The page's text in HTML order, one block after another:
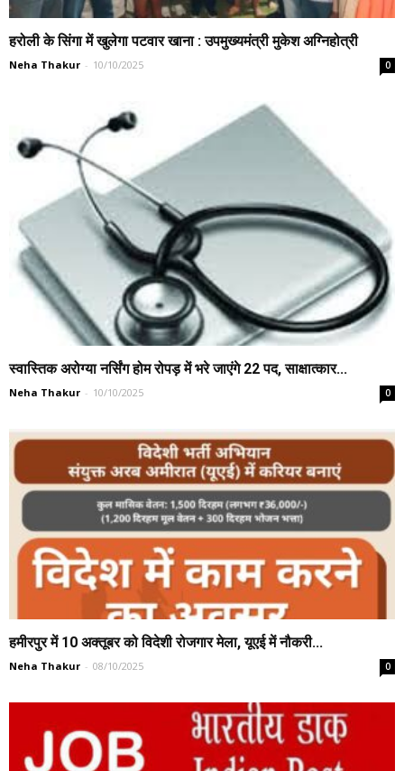
हरोली के सिंगा में खुलेगा पटवार खाना : उपमुख्यमंत्री मुकेश अग्निहोत्री
Neha Thakur - 10/10/2025 0
स्वास्तिक अरोग्या नर्सिंग होम रोपड़ में भरे जाएंगे 22 पद, साक्षात्कार...
Neha Thakur - 10/10/2025 0
हमीरपुर में 10 अक्तूबर को विदेशी रोजगार मेला, यूएई में नौकरी...
Neha Thakur - 08/10/2025 0